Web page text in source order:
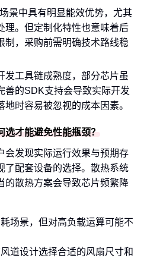
景中具有明显能效优势，尤其
理。但定制化特性也意味着后
制，采购前需明确技术路线稳
发工具链成熟度，部分芯片虽
善的SDK支持会导致实际开发
时容易被忽视的成本因素。
才能避免性能瓶颈？
会发现实际运行效果与预期存
了配套设备的选择。散热系统
的散热方案会导致芯片频繁降
场景，但对高负载运算可能不
道设计选择合适的风扇尺寸和